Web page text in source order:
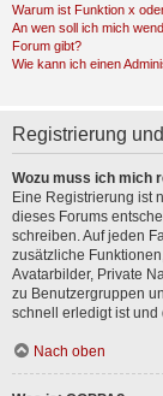
Warum ist Funktion x
An wen soll ich mich
Forum gibt?
Wie kann ich einen
Registrierung
Wozu muss ich mich
Eine Registrierung ist
dieses Forums
schreiben. Auf jeden
zusätzliche
Avatarbilder, Private
zu Benutzergruppen
schnell erledigt ist und
Nach oben